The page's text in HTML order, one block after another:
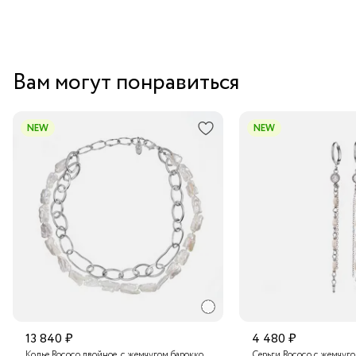
Вам могут понравиться
NEW
13 840 ₽
NEW
4 480 ₽